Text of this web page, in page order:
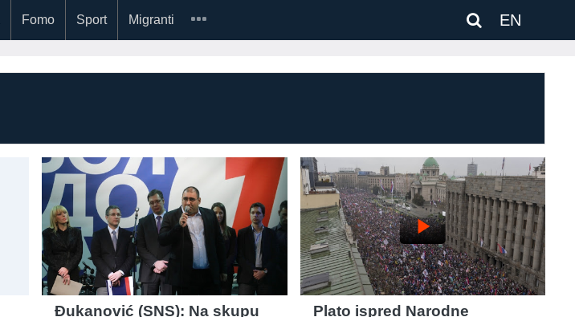
EN
Fomo Sport Migranti
Đukanović (SNS): Na skupu
play_arrow
Plato ispred Narodne